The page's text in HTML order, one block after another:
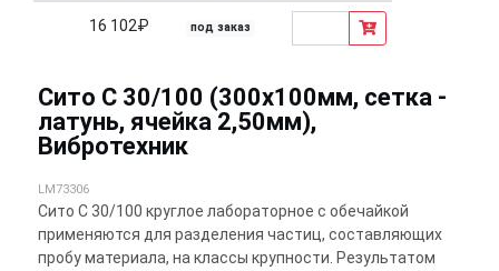
16 102₽ под заказ
Сито С 30/100 (300х100мм, сетка -
латунь, ячейка 2,50мм),
Вибротехник
LM73306
Сито С 30/100 круглое лабораторное с обечайкой
применяются для разделения частиц, составляющих
пробу материала, на классы крупности. Результатом